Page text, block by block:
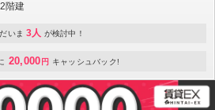
階建
いま 3人 が検討中！
20,000 円 キャッシュバック!